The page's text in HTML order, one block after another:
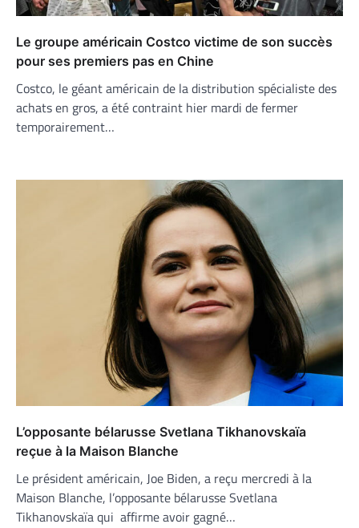
Le groupe américain Costco victime de son succès
pour ses premiers pas en Chine
Costco, le géant américain de la distribution spécialiste des
achats en gros, a été contraint hier mardi de fermer
temporairement…
L’opposante bélarusse Svetlana Tikhanovskaïa
reçue à la Maison Blanche
Le président américain, Joe Biden, a reçu mercredi à la
Maison Blanche, l’opposante bélarusse Svetlana
Tikhanovskaïa qui affirme avoir gagné…